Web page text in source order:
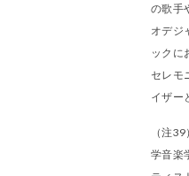
の歌手
オデジ
ックに
セレモ
イザー
（注
学音楽